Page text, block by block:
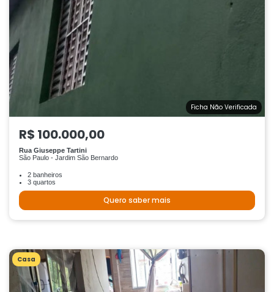
Ficha Não Verificada
R$ 100.000,00
Rua Giuseppe Tartini
São Paulo - Jardim São Bernardo
2 banheiros
3 quartos
Quero saber mais
Casa